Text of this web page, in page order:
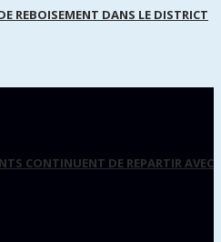
REBOISEMENT DANS LE DISTRICT
CONTINUENT DE REPARTIR AVEC